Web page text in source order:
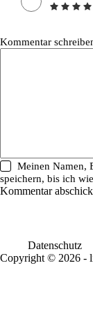
Kommentar
Meinen Namen,
speichern, bis ich
Kommentar
Datenschutz
Copyright © 2026 -